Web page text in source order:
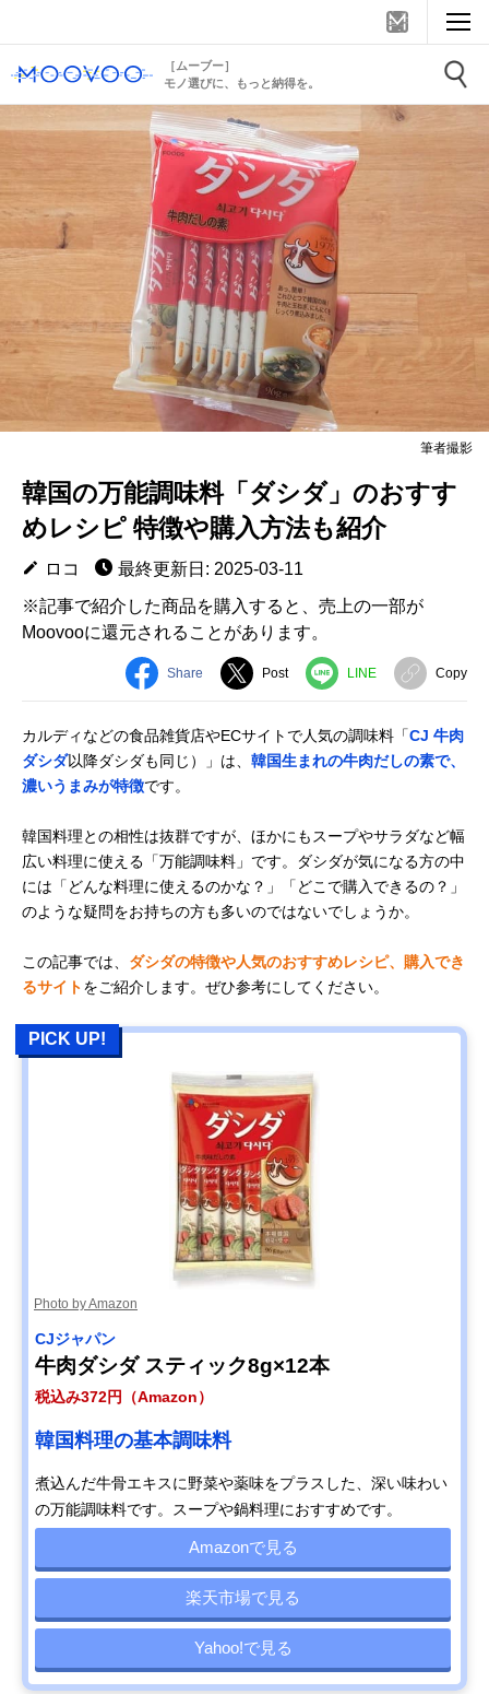
［ムーブー］
モノ選びに、もっと納得を。
筆者撮影
韓国の万能調味料「ダシダ」のおすす
めレシピ 特徴や購入方法も紹介
ロコ
最終更新日: 2025-03-11
※記事で紹介した商品を購入すると、売上の一部が
Moovooに還元されることがあります。
Share Post LINE Copy
カルディなどの食品雑貨店やECサイトで人気の調味料「CJ 牛肉
ダシダ以降ダシダも同じ）」は、 韓国生まれの牛肉だしの素で、
濃いうまみが特徴です。
韓国料理との相性は抜群ですが、ほかにもスープやサラダなど幅
広い料理に使える「万能調味料」です。ダシダが気になる方の中
には「どんな料理に使えるのかな？」「どこで購入できるの？」
のような疑問をお持ちの方も多いのではないでしょうか。
この記事では、 ダシダの特徴や人気のおすすめレシピ、購入でき
るサイトをご紹介します。ぜひ参考にしてください。
PICK UP!
Photo by Amazon
CJジャパン
牛肉ダシダ スティック8g×12本
税込み372円（Amazon）
韓国料理の基本調味料
煮込んだ牛骨エキスに野菜や薬味をプラスした、深い味わい
の万能調味料です。スープや鍋料理におすすめです。
Amazonで見る
楽天市場で見る
Yahoo!で見る